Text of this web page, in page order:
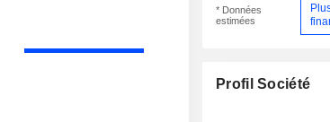
* Données
estimées
Profil Société